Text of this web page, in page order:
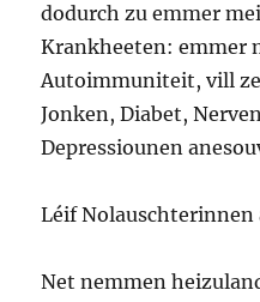
dodurch zu emmer
Krankheeten: emmer
Autoimmuniteit, vill
Jonken, Diabet,
Depressiounen
Léif Nolauschterinnen
Net nemmen